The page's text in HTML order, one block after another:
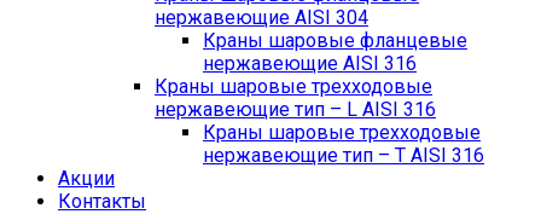
нержавеющие AISI 304
Краны шаровые фланцевые
нержавеющие AISI 316
Краны шаровые трехходовые
нержавеющие тип – L AISI 316
Краны шаровые трехходовые
нержавеющие тип – T AISI 316
Акции
Контакты